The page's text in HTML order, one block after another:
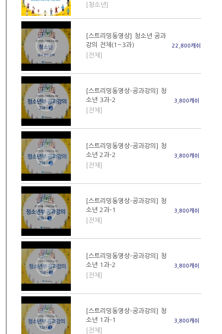
[청소년]
[스트리밍동영상] 청소년 공과
강의 전체(1~3과)
[전체]
22,800캐쉬
[스트리밍동영상-공과강의] 청
소년 3과-2
[전체]
3,800캐쉬
[스트리밍동영상-공과강의] 청
소년 2과-2
[전체]
3,800캐쉬
[스트리밍동영상-공과강의] 청
소년 2과-1
[전체]
3,800캐쉬
[스트리밍동영상-공과강의] 청
소년 1과-2
[전체]
3,800캐쉬
[스트리밍동영상-공과강의] 청
소년 1과-1
[전체]
3,800캐쉬